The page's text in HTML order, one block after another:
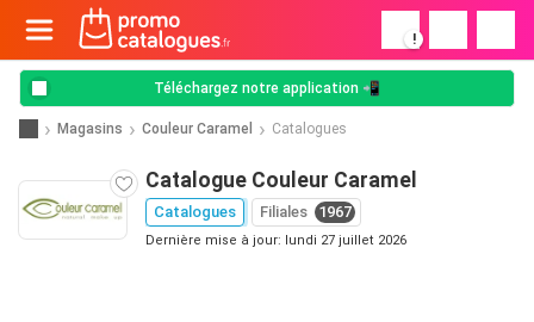
!
Téléchargez notre application 📲
Magasins Couleur Caramel Catalogues
Catalogue Couleur Caramel
Catalogues Filiales 1967
Dernière mise à jour: lundi 27 juillet 2026